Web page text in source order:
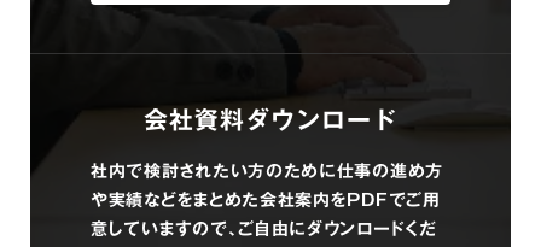
会社資料ダウンロード
社内で検討されたい方のために仕事の進め方
や実績などをまとめた会社案内をPDFでご用
意していますので、ご自由にダウンロードくだ